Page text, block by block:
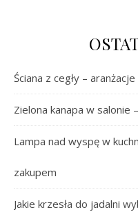
Ściana z cegły –
Zielona kanapa w salonie
Lampa nad wyspę w
zakupem
Jakie krzesła do jadalni